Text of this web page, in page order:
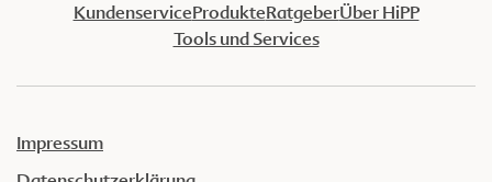
KundenserviceProdukteRatgeberÜber HiPP
Tools und Services
Impressum